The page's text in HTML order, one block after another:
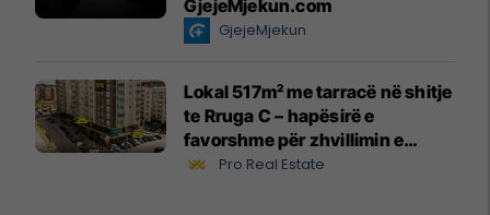
GjejeMjekun.com
GjejeMjekun
Lokal 517m² me tarracë në shitje
te Rruga C – hapësirë e
favorshme për zhvillimin e
biznesit #15796
Pro Real Estate